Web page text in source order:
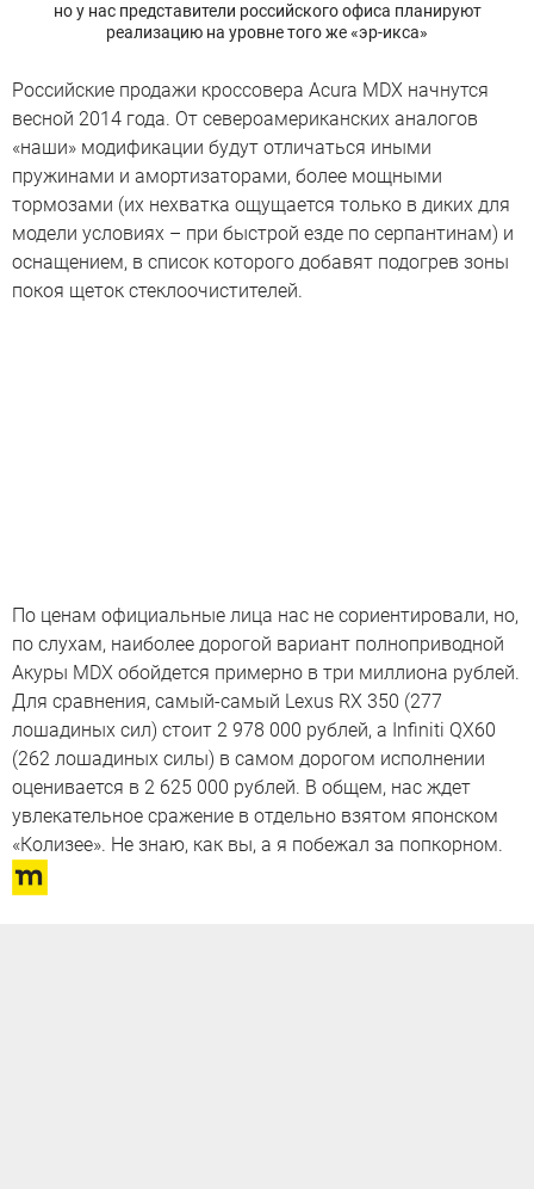
но у нас представители российского офиса планируют
реализацию на уровне того же «эр-икса»
Российские продажи кроссовера Acura MDX начнутся
весной 2014 года. От североамериканских аналогов
«наши» модификации будут отличаться иными
пружинами и амортизаторами, более мощными
тормозами (их нехватка ощущается только в диких для
модели условиях – при быстрой езде по серпантинам) и
оснащением, в список которого добавят подогрев зоны
покоя щеток стеклоочистителей.
По ценам официальные лица нас не сориентировали, но,
по слухам, наиболее дорогой вариант полноприводной
Акуры MDX обойдется примерно в три миллиона рублей.
Для сравнения, самый-самый Lexus RX 350 (277
лошадиных сил) стоит 2 978 000 рублей, а Infiniti QX60
(262 лошадиных силы) в самом дорогом исполнении
оценивается в 2 625 000 рублей. В общем, нас ждет
увлекательное сражение в отдельно взятом японском
«Колизее». Не знаю, как вы, а я побежал за попкорном.